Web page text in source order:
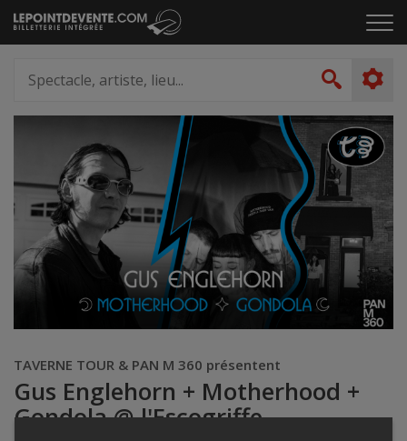
Passer
au
le
artiste,
lieu...
TAVERNE TOUR & PAN M 360 présentent
Gus Englehorn + Motherhood +
Gondola @ l'Escogriffe